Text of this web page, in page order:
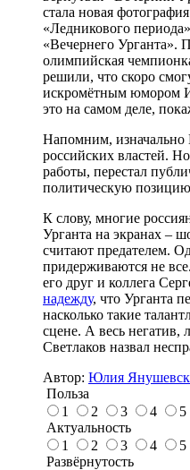
стала новая
«Ледникового
«Вечернего Урганта».
олимпийская
решили, что скоро
искромётным юмором
это на самом деле,
Напомним, изначально
российских властей.
работы, перестал
политическую
К слову, многие
Урганта на экранах –
считают предателем.
придерживаются не
его друг и коллега
надежду, что Урганта
насколько такие
сцене. А весь негатив,
Светлаков назвал
Автор: Юлия
Польза
1
2 3 4 5
Актуальность
1
2 3 4 5
Развёрнутость